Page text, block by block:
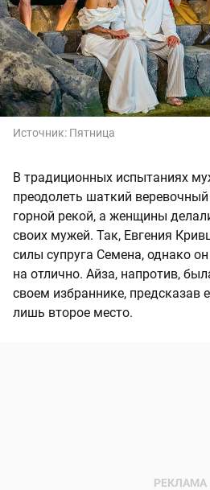
Источник: Пятница
В традиционных испытаниях
преодолеть шаткий
горной рекой, а женщины
своих мужей. Так, Евгения
силы супруга Семена, однако
на отлично. Айза, напротив,
своем избраннике, предсказав
лишь второе место.